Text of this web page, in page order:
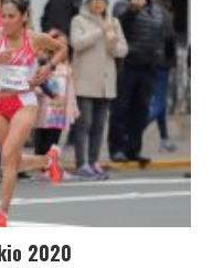
2020